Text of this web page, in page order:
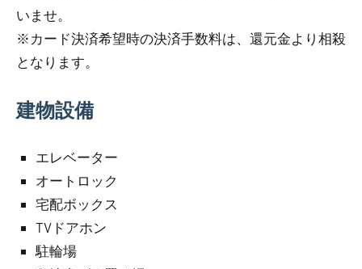
いませ。
※カード決済希望時の決済手数料は、還元金より相殺
となります。
建物設備
エレベーター
オートロック
宅配ボックス
TVドアホン
駐輪場